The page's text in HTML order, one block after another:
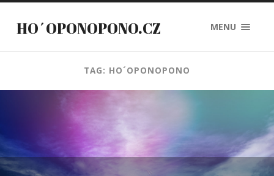
HO´OPONOPONO.CZ MENU
TAG: HO´OPONOPONO